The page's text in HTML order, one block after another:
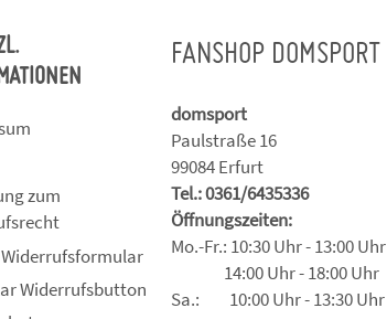
zum
Widerrufsbutton
FANSHOP DOMSPORT
domsport
Paulstraße 16
99084 Erfurt
Tel.: 0361/6435336
Öffnungszeiten:
Mo.-Fr.: 10:30 Uhr - 13:00 Uhr
14:00 Uhr - 18:00 Uhr
Sa.: 10:00 Uhr - 13:30 Uhr